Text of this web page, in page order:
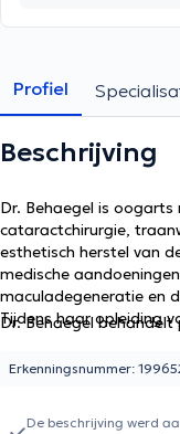
Profiel
Beschrijving
Dr. Behaegel is
cataractchirurgie,
esthetisch herstel van
medische
maculadegeneratie en
Tijdens haar opleiding
vorming met meerdere
Dr. Behaegel
Erkenningsnummer:
De beschrijving werd